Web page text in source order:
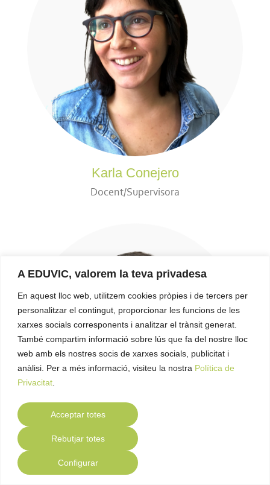
A EDUVIC, valorem la teva privadesa
En aquest lloc web, utilitzem cookies pròpies i de tercers per
personalitzar el contingut, proporcionar les funcions de les
xarxes socials corresponents i analitzar el trànsit generat.
També compartim informació sobre lús que fa del nostre lloc
web amb els nostres socis de xarxes socials, publicitat i
anàlisi. Per a més informació, visiteu la nostra Política de
Privacitat
Acceptar totes
Rebutjar totes
Configurar
Karla Conejero
Docent/Supervisora
Javier Loyo
Docent/Supervisor